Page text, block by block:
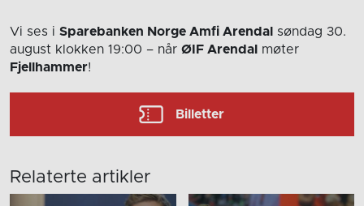
Vi ses i Sparebanken Norge Amfi Arendal
søndag 30.
august klokken 19:00 – når ØIF Arendal
møter
Fjellhammer!
Billetter
Relaterte artikler